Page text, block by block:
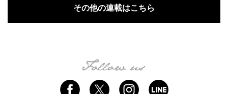
その他の連載はこちら